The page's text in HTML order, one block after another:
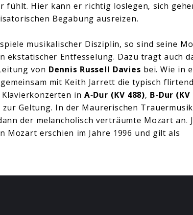
fühlt. Hier kann er richtig loslegen, sich
Begabung ausreizen.
musikalischer Disziplin, so sind seine
ekstatischer Entfesselung. Dazu trägt auch
von Dennis Russell Davies bei. Wie in
mit Keith Jarrett die typisch
in A-Dur (KV 488), B-Dur (KV
Geltung. In der Maurerischen
der melancholisch verträumte Mozart an.
Mozart erschien im Jahre 1996 und gilt als